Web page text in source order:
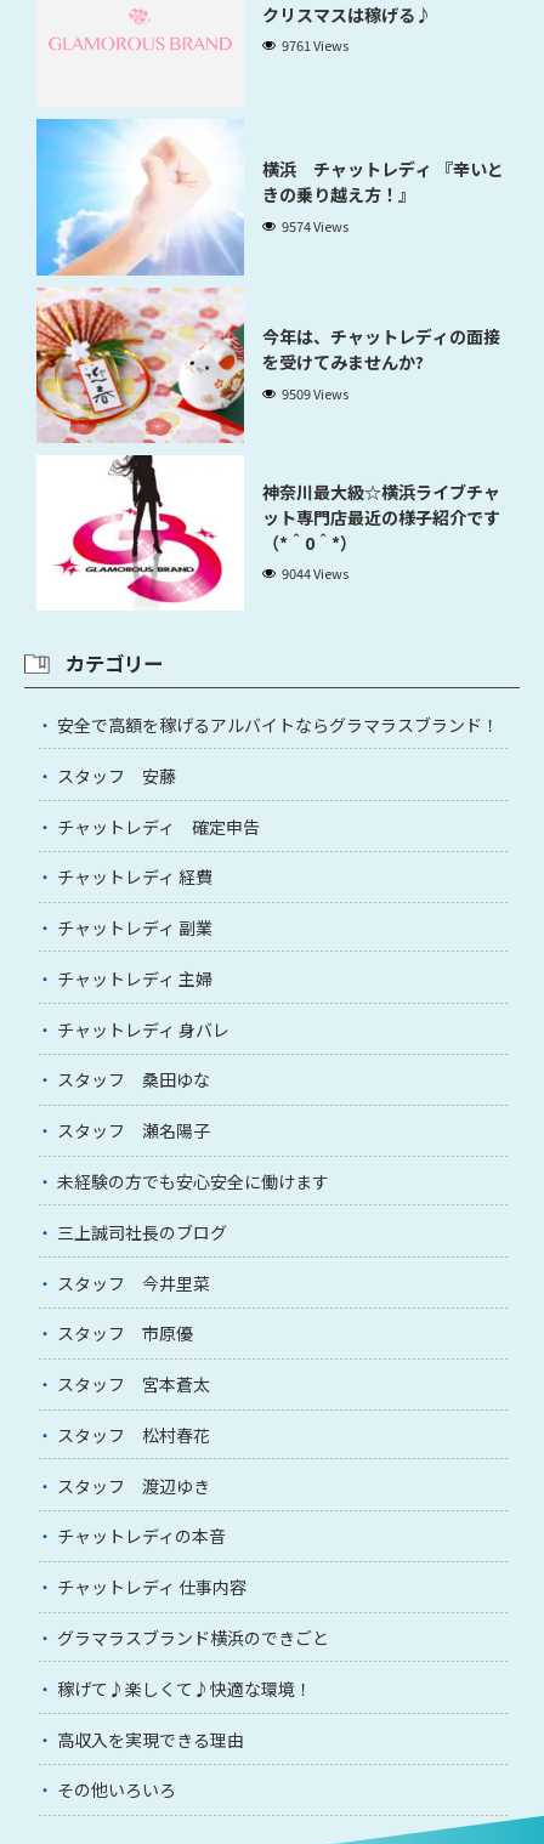
クリスマスは稼げる♪
9761 Views
横浜 チャットレディ 『辛いと
きの乗り越え方！』
9574 Views
今年は、チャットレディの面接
を受けてみませんか?
9509 Views
神奈川最大級☆横浜ライブチャ
ット専門店最近の様子紹介です
（*＾0＾*）
9044 Views
カテゴリー
安全で高額を稼げるアルバイトならグラマラスブランド！
スタッフ 安藤
チャットレディ 確定申告
チャットレディ 経費
チャットレディ 副業
チャットレディ 主婦
チャットレディ 身バレ
スタッフ 桑田ゆな
スタッフ 瀬名陽子
未経験の方でも安心安全に働けます
三上誠司社長のブログ
スタッフ 今井里菜
スタッフ 市原優
スタッフ 宮本蒼太
スタッフ 松村春花
スタッフ 渡辺ゆき
チャットレディの本音
チャットレディ 仕事内容
グラマラスブランド横浜のできごと
稼げて♪楽しくて♪快適な環境！
高収入を実現できる理由
その他いろいろ